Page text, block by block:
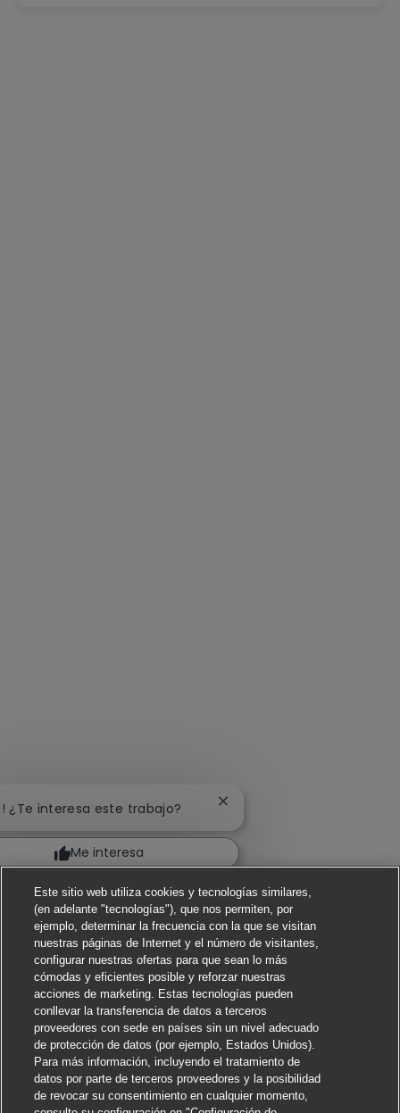
Este sitio web utiliza cookies y tecnologías similares,
(en adelante "tecnologías"), que nos permiten, por
ejemplo, determinar la frecuencia con la que se visitan
nuestras páginas de Internet y el número de visitantes,
configurar nuestras ofertas para que sean lo más
cómodas y eficientes posible y reforzar nuestras
acciones de marketing. Estas tecnologías pueden
conllevar la transferencia de datos a terceros
proveedores con sede en países sin un nivel adecuado
de protección de datos (por ejemplo, Estados Unidos).
Para más información, incluyendo el tratamiento de
datos por parte de terceros proveedores y la posibilidad
de revocar su consentimiento en cualquier momento,
¿Te interesa este trabajo? Cerrar notificación de
Me interesa
Buscar trabajos similares